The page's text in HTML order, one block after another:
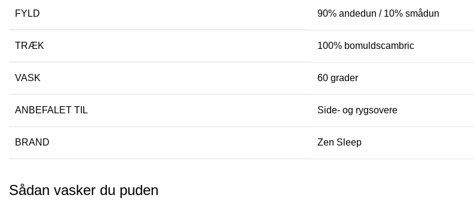
FYLD 90% andedun / 10% smådun
TRÆK 100% bomuldscambric
VASK 60 grader
ANBEFALET TIL Side- og rygsovere
BRAND Zen Sleep
Sådan vasker du puden